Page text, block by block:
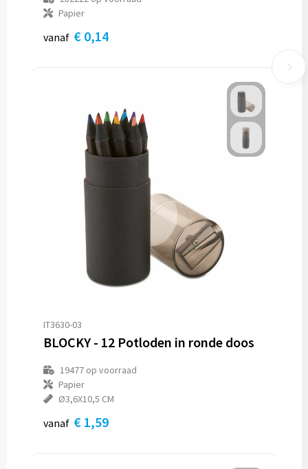
Papier
vanaf € 0,14
IT3630-03
BLOCKY - 12 Potloden in ronde doos
19477op voorraad
Papier
Ø3,6X10,5 CM
vanaf € 1,59